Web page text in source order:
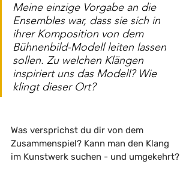
Meine einzige Vorgabe an die
Ensembles war, dass sie sich in
ihrer Komposition von dem
Bühnenbild-Modell leiten lassen
sollen. Zu welchen Klängen
inspiriert uns das Modell? Wie
klingt dieser Ort?
Was versprichst du dir von dem
Zusammenspiel? Kann man den Klang
im Kunstwerk suchen - und umgekehrt?